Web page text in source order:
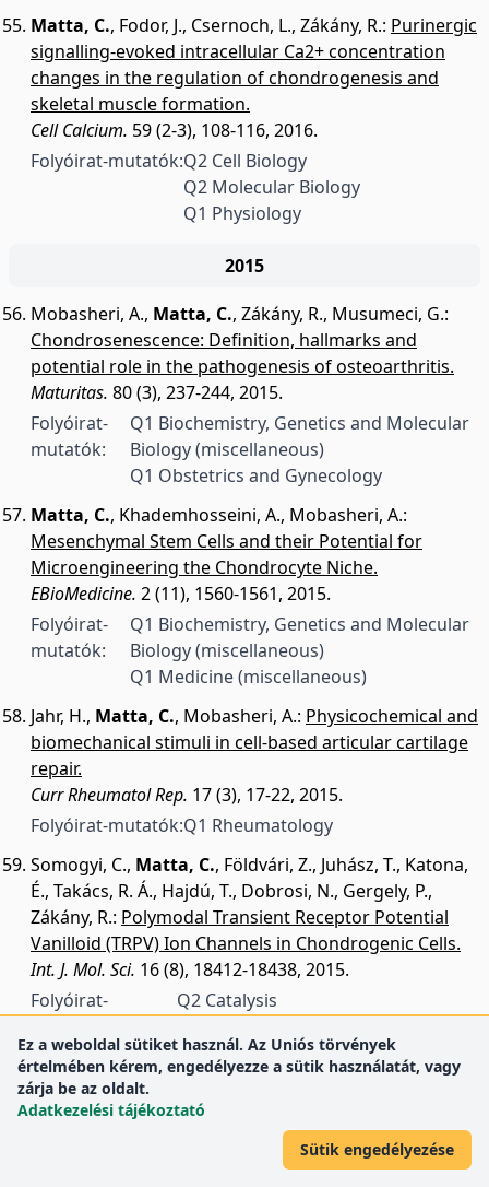
Matta, C., Fodor, J., Csernoch, L., Zákány, R.: Purinergic
signalling-evoked intracellular Ca2+ concentration
changes in the regulation of chondrogenesis and
skeletal muscle formation.
Cell Calcium. 59 (2-3), 108-116, 2016.
Folyóirat-mutatók:Q2 Cell Biology
Q2 Molecular Biology
Q1 Physiology
2015
Mobasheri, A., Matta, C., Zákány, R., Musumeci, G.:
Chondrosenescence: Definition, hallmarks and
potential role in the pathogenesis of osteoarthritis.
Maturitas. 80 (3), 237-244, 2015.
Folyóirat-
mutatók:
Q1 Biochemistry, Genetics and Molecular
Biology (miscellaneous)
Q1 Obstetrics and Gynecology
Matta, C., Khademhosseini, A., Mobasheri, A.:
Mesenchymal Stem Cells and their Potential for
Microengineering the Chondrocyte Niche.
EBioMedicine. 2 (11), 1560-1561, 2015.
Folyóirat-
mutatók:
Q1 Biochemistry, Genetics and Molecular
Biology (miscellaneous)
Q1 Medicine (miscellaneous)
Jahr, H., Matta, C., Mobasheri, A.: Physicochemical and
biomechanical stimuli in cell-based articular cartilage
repair.
Curr Rheumatol Rep. 17 (3), 17-22, 2015.
Folyóirat-mutatók:Q1 Rheumatology
Somogyi, C., Matta, C., Földvári, Z., Juhász, T., Katona,
É., Takács, R. Á., Hajdú, T., Dobrosi, N., Gergely, P.,
Zákány, R.: Polymodal Transient Receptor Potential
Vanilloid (TRPV) Ion Channels in Chondrogenic Cells.
Int. J. Mol. Sci. 16 (8), 18412-18438, 2015.
Folyóirat-
Q2 Catalysis
Q1 Inorganic Chemistry
Q1 Medicine (miscellaneous)
Q2 Molecular Biology
Q1 Organic Chemistry
Q1 Physical and Theoretical
Ez a weboldal sütiket használ. Az Uniós törvények
értelmében kérem, engedélyezze a sütik használatát, vagy
zárja be az oldalt.
Adatkezelési tájékoztató
Sütik engedélyezése